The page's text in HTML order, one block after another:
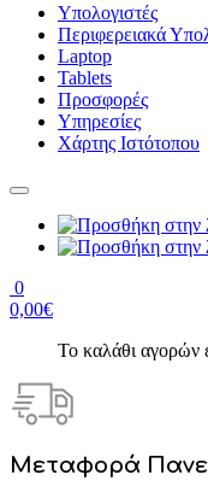
Υπολογιστές
Περιφερειακά
Laptop
Tablets
Προσφορές
Υπηρεσίες
Χάρτης Ιστότοπου
0
0,00€
Το καλάθι αγορών
Μεταφορά